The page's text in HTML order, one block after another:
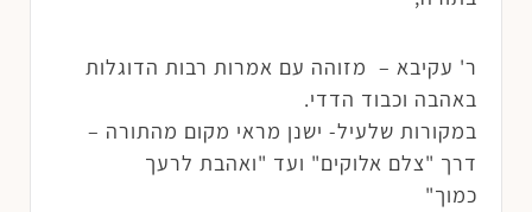
ר' עקיבא – מזוהה עם אמרות רבות הדוגלות
באהבה וכבוד הדדי.
במקורות שלעיל- ישנן מראי מקום מהתורה –
דרך "צלם אלוקים" ועד "ואהבת לרעך
כמוך"